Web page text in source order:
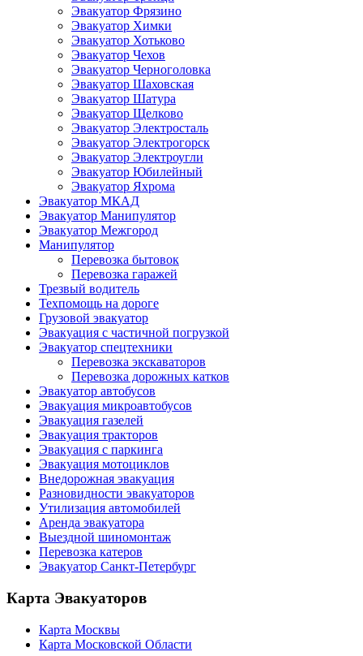
Эвакуатор Фрязино
Эвакуатор Химки
Эвакуатор Хотьково
Эвакуатор Чехов
Эвакуатор Черноголовка
Эвакуатор Шаховская
Эвакуатор Шатура
Эвакуатор Щелково
Эвакуатор Электросталь
Эвакуатор Электрогорск
Эвакуатор Электроугли
Эвакуатор Юбилейный
Эвакуатор Яхрома
Эвакуатор МКАД
Эвакуатор Манипулятор
Эвакуатор Межгород
Манипулятор
Перевозка бытовок
Перевозка гаражей
Трезвый водитель
Техпомощь на дороге
Грузовой эвакуатор
Эвакуация с частичной погрузкой
Эвакуатор спецтехники
Перевозка экскаваторов
Перевозка дорожных катков
Эвакуатор автобусов
Эвакуация микроавтобусов
Эвакуация газелей
Эвакуация тракторов
Эвакуация с паркинга
Эвакуация мотоциклов
Внедорожная эвакуация
Разновидности эвакуаторов
Утилизация автомобилей
Аренда эвакуатора
Выездной шиномонтаж
Перевозка катеров
Эвакуатор Санкт-Петербург
Карта Эвакуаторов
Карта Москвы
Карта Московской Области